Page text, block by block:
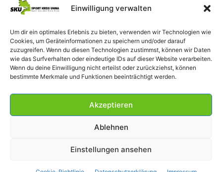
Einwilligung verwalten
Um dir ein optimales Erlebnis zu bieten, verwenden wir Technologien wie
Cookies, um Geräteinformationen zu speichern und/oder darauf
zuzugreifen. Wenn du diesen Technologien zustimmst, können wir Daten
wie das Surfverhalten oder eindeutige IDs auf dieser Website verarbeiten.
Wenn du deine Einwilligung nicht erteilst oder zurückziehst, können
bestimmte Merkmale und Funktionen beeinträchtigt werden.
Akzeptieren
Ablehnen
Einstellungen ansehen
Datenschutzerklärung